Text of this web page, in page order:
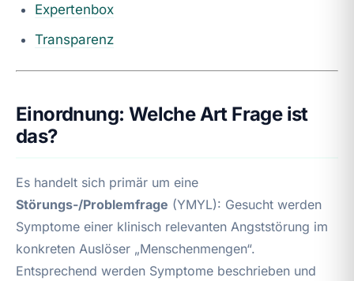
Expertenbox
Transparenz
Einordnung: Welche Art Frage ist
das?
Es handelt sich primär um eine
Störungs-/Problemfrage (YMYL): Gesucht werden
Symptome einer klinisch relevanten Angststörung im
konkreten Auslöser „Menschenmengen“.
Entsprechend werden Symptome beschrieben und